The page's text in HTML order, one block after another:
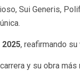
Sui Generis,
, reafirmando
y su obra más